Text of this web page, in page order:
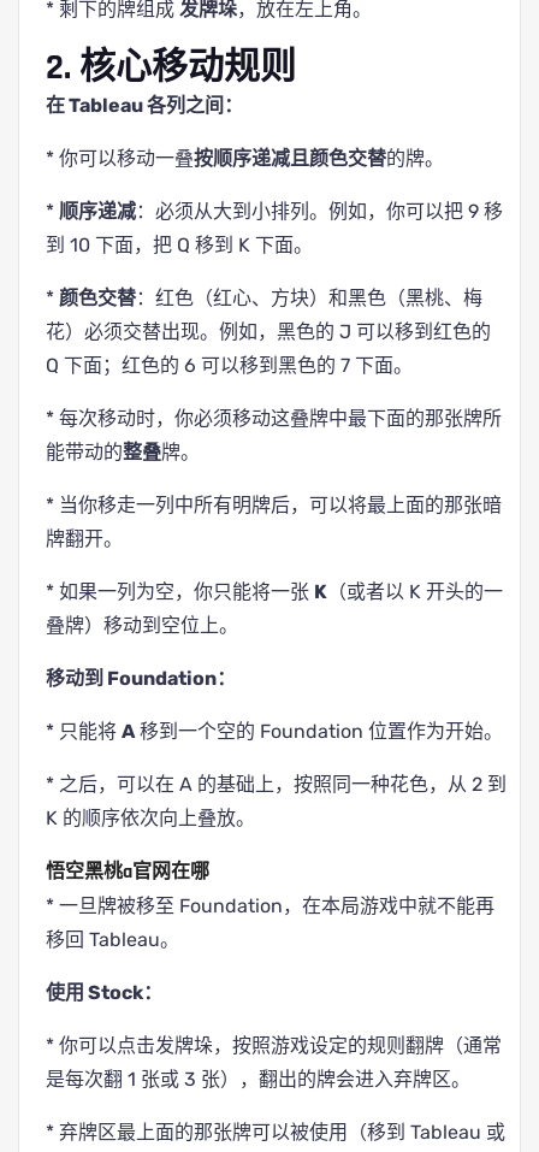
* 剩下的牌组成 发牌垛，放在左上角。
2. 核心移动规则
在 Tableau 各列之间：
* 你可以移动一叠按顺序递减且颜色交替的牌。
* 顺序递减：必须从大到小排列。例如，你可以把 9 移
到 10 下面，把 Q 移到 K 下面。
* 颜色交替：红色（红心、方块）和黑色（黑桃、梅
花）必须交替出现。例如，黑色的 J 可以移到红色的
Q 下面；红色的 6 可以移到黑色的 7 下面。
* 每次移动时，你必须移动这叠牌中最下面的那张牌所
能带动的整叠牌。
* 当你移走一列中所有明牌后，可以将最上面的那张暗
牌翻开。
* 如果一列为空，你只能将一张 K （或者以 K 开头的一
叠牌）移动到空位上。
移动到 Foundation：
* 只能将 A移到一个空的 Foundation 位置作为开始。
* 之后，可以在 A 的基础上，按照同一种花色，从 2 到
K 的顺序依次向上叠放。
悟空黑桃a官网在哪
* 一旦牌被移至 Foundation，在本局游戏中就不能再
移回 Tableau。
使用 Stock：
* 你可以点击发牌垛，按照游戏设定的规则翻牌（通常
是每次翻 1 张或 3 张），翻出的牌会进入弃牌区。
* 弃牌区最上面的那张牌可以被使用（移到 Tableau 或